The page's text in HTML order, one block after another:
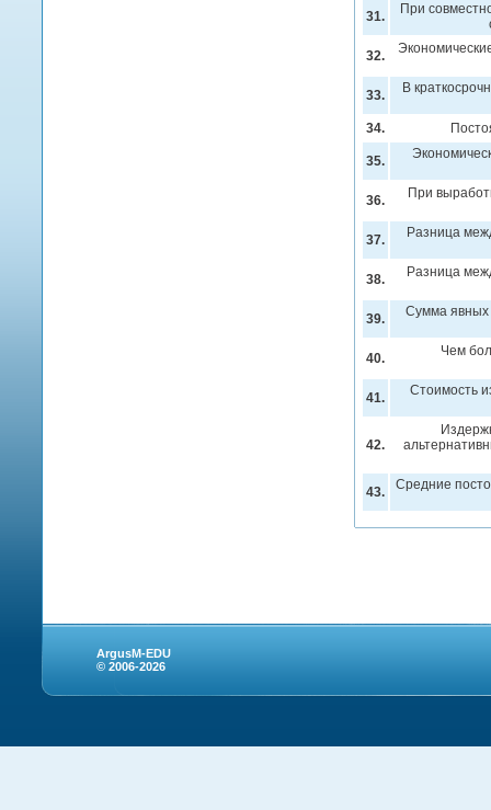
31.
При
32.
33. В
34.
35.
36. При
37. Разница
38. Разница
39. Сумма явных
40. Чем
41. Стоимость
42.
43. Средние
ArgusM-EDU
© 2006-2026